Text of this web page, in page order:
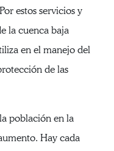
estos servicios y
la cuenca baja
en el manejo del
de las
población en la
Hay cada